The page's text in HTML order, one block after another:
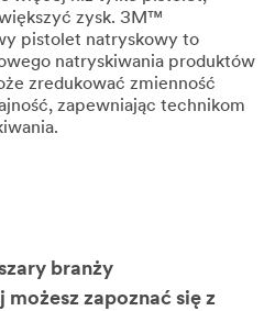
zysk. 3M™
pistolet natryskowy to
natryskiwania produktów
zredukować zmienność
zapewniając technikom
branży
zapoznać się z